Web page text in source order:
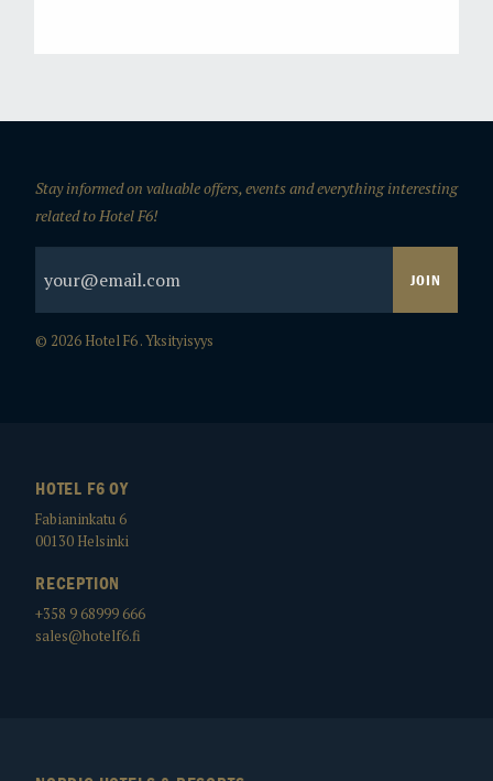
Stay informed on valuable offers, events and everything interesting
related to Hotel F6!
© 2026 Hotel F6 .Yksityisyys
HOTEL F6 OY
Fabianinkatu 6
00130 Helsinki
RECEPTION
+358 9 68999 666
sales@hotelf6.fi